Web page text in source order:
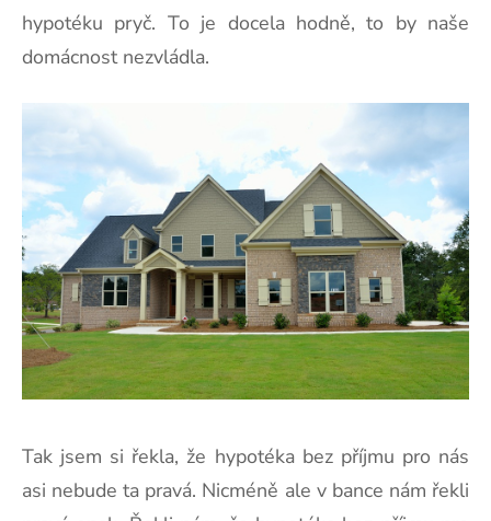
hypotéku pryč. To je docela hodně, to by naše
domácnost nezvládla.
Tak jsem si řekla, že hypotéka bez příjmu pro nás
asi nebude ta pravá. Nicméně ale v bance nám řekli